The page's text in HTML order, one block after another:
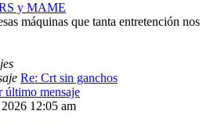
y MAME
máquinas que tanta entretención nos
Re: Crt sin ganchos
último mensaje
12:05 am